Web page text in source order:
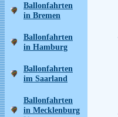
Ballonfahrten
in Bremen
Ballonfahrten
in Hamburg
Ballonfahrten
im Saarland
Ballonfahrten
in Mecklenburg